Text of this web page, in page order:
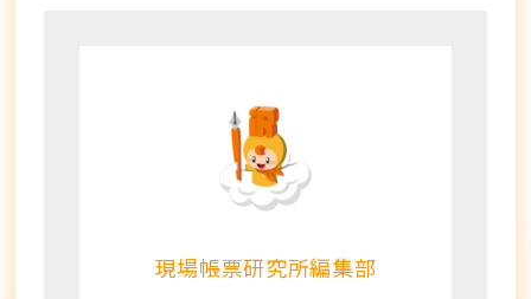
現場帳票研究所編集部